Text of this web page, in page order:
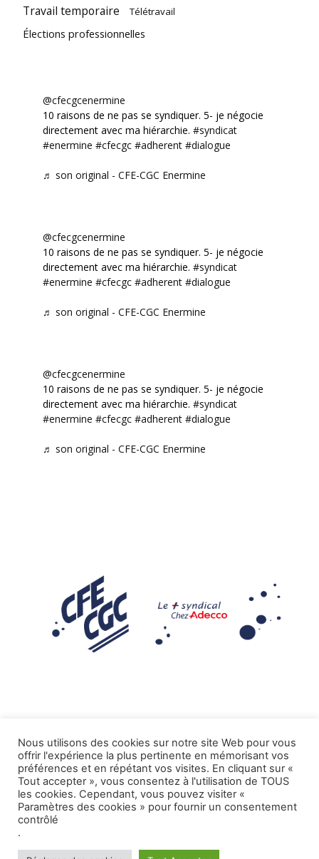
Travail temporaire Télétravail
Élections professionnelles
@cfecgcenermine
10 raisons de ne pas se syndiquer. 5- je négocie
directement avec ma hiérarchie. #syndicat
#enermine #cfecgc #adherent #dialogue
♬ son original - CFE-CGC Enermine
@cfecgcenermine
10 raisons de ne pas se syndiquer. 5- je négocie
directement avec ma hiérarchie. #syndicat
#enermine #cfecgc #adherent #dialogue
♬ son original - CFE-CGC Enermine
@cfecgcenermine
10 raisons de ne pas se syndiquer. 5- je négocie
directement avec ma hiérarchie. #syndicat
#enermine #cfecgc #adherent #dialogue
♬ son original - CFE-CGC Enermine
Mentions légales
Tous droits réservés CFE-CGC ADECCO.
Nous utilisons des cookies sur notre site Web pour vous
offrir l'expérience la plus pertinente en mémorisant vos
préférences et en répétant vos visites. En cliquant sur «
Tout accepter », vous consentez à l'utilisation de TOUS
les cookies. Cependant, vous pouvez visiter «
Paramètres des cookies » pour fournir un consentement
contrôlé
.